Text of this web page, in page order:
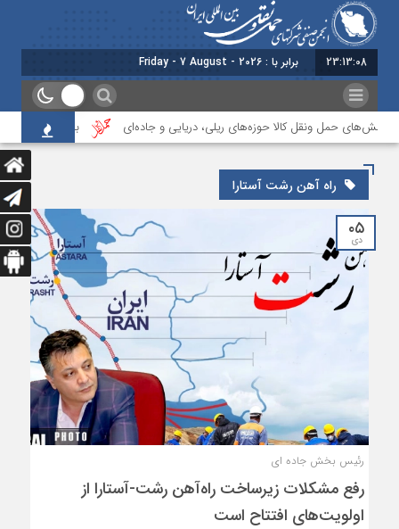
23:13:09 امروز : جمعه - 16 مرداد - 1405
حمل ونقل کالا حوزه‌های ریلی، دریایی و جاده‌ای بیستمین جلسه
راه آهن رشت آستارا
۰۵
دی
رئیس بخش جاده ای
رفع مشکلات زیرساخت راه‌آهن رشت-آستارا از
اولویت‌های افتتاح است